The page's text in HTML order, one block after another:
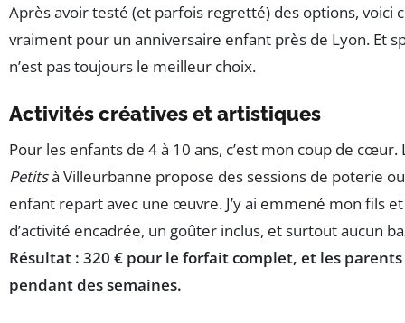
Après avoir testé (et parfois regretté) des options, voici
vraiment pour un anniversaire enfant près de Lyon. Et
n’est pas toujours le meilleur choix.
Activités créatives et artistiques
Pour les enfants de 4 à 10 ans, c’est mon coup de cœur.
Petitsà Villeurbanne propose des sessions de poterie
enfant repart avec une œuvre. J’y ai emmené mon fils
d’activité encadrée, un goûter inclus, et surtout aucun
Résultat : 320 € pour le forfait complet, et les parents
pendant des semaines.